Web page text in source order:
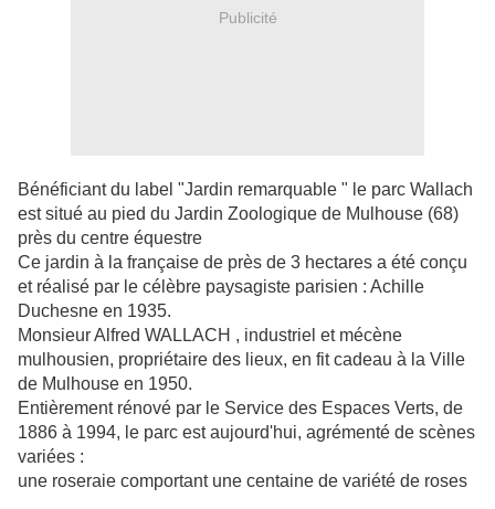
Publicité
Bénéficiant du label "Jardin remarquable " le parc Wallach
est situé au pied du Jardin Zoologique de Mulhouse (68)
près du centre équestre
Ce jardin à la française de près de 3 hectares a été conçu
et réalisé par le célèbre paysagiste parisien : Achille
Duchesne en 1935.
Monsieur Alfred WALLACH , industriel et mécène
mulhousien, propriétaire des lieux, en fit cadeau à la Ville
de Mulhouse en 1950.
Entièrement rénové par le Service des Espaces Verts, de
1886 à 1994, le parc est aujourd'hui, agrémenté de scènes
variées :
une roseraie comportant une centaine de variété de roses